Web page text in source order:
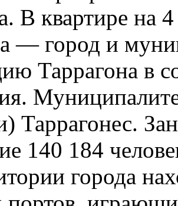
В квартире на
— город и
Таррагона в
Таррагонес.
140 184
города